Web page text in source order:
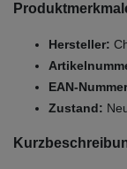
Hersteller:
EAN-
Zustand: